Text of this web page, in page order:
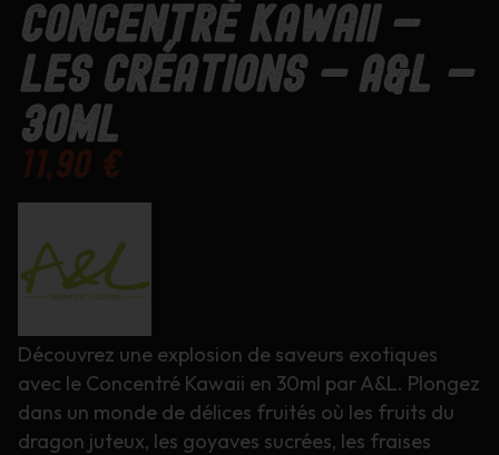
Concentré Kawaii –
Les Créations – A&L –
30mL
11,90 €
Découvrez une explosion de saveurs exotiques
avec le Concentré Kawaii en 30ml par A&L. Plongez
dans un monde de délices fruités où les fruits du
dragon juteux, les goyaves sucrées, les fraises